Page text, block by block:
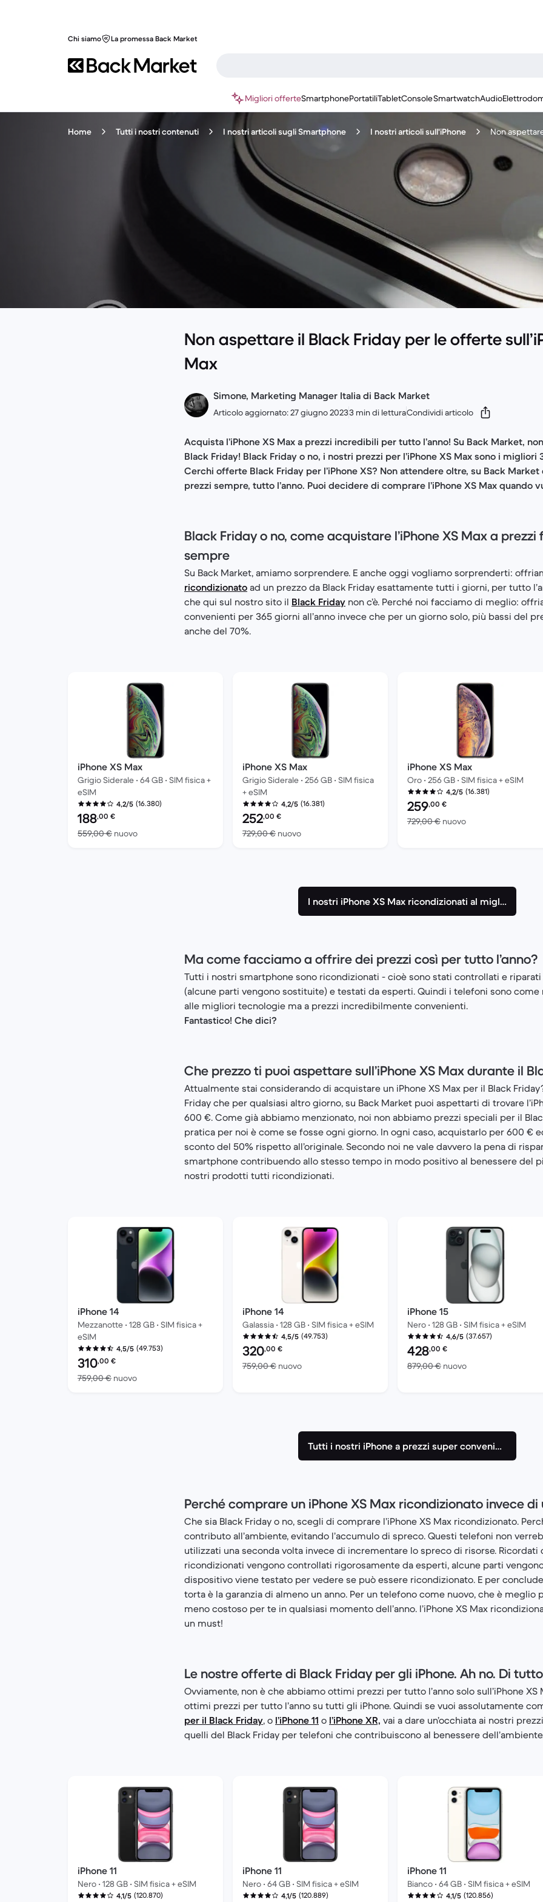
Chi siamo La promessa Back Market
Migliori offerteSmartphonePortatiliTabletConsoleSmartwatchAudio
Home Tutti i nostri contenuti I nostri articoli sugli Smartphone I nostri articoli sull'iPhone Non
Non aspettare il Black Friday per le offerte
Max
Simone, Marketing Manager Italia di Back Market
Articolo aggiornato: 27 giugno 20233 min di letturaCondividi articolo
Acquista l’iPhone XS Max a prezzi incredibili per tutto l’anno! Su Back Market,
Black Friday! Black Friday o no, i nostri prezzi per l’iPhone XS Max sono i migliori
Cerchi offerte Black Friday per l’iPhone XS? Non attendere oltre, su Back
prezzi sempre, tutto l’anno. Puoi decidere di comprare l’iPhone XS Max quando
Black Friday o no, come acquistare l’iPhone XS Max a
sempre
Su Back Market, amiamo sorprendere. E anche oggi vogliamo sorprenderti:
ricondizionato ad un prezzo da Black Friday esattamente tutti i giorni, per tutto
che qui sul nostro sito il Black Friday non c’è. Perché noi facciamo di meglio:
convenienti per 365 giorni all’anno invece che per un giorno solo, più bassi del
anche del 70%.
iPhone XS Max
Grigio Siderale • 64 GB • SIM fisica +
eSIM
4,2/5 (16.380)
Prezzo del ricondizionato:
188,00 €
559,00 € nuovoRispetto a 559,00 € del nuovo
iPhone XS Max
Grigio Siderale • 256 GB • SIM fisica
+ eSIM
4,2/5 (16.381)
Prezzo del ricondizionato:
252,00 €
729,00 € nuovoRispetto a 729,00 € del nuovo
iPhone XS Max
Oro • 256 GB • SIM fisica + eSIM
4,2/5 (16.381)
Prezzo del ricondizionato:
259,00 €
729,00 € nuovoRispetto a 729,00 €
I nostri iPhone XS Max ricondizionati al miglior prezzo
Ma come facciamo a offrire dei prezzi così per tutto l’anno?
Tutti i nostri smartphone sono ricondizionati - cioè sono stati controllati e
(alcune parti vengono sostituite) e testati da esperti. Quindi i telefoni sono come
alle migliori tecnologie ma a prezzi incredibilmente convenienti.
Fantastico! Che dici?
Che prezzo ti puoi aspettare sull’iPhone XS Max durante il
Attualmente stai considerando di acquistare un iPhone XS Max per il Black
Friday che per qualsiasi altro giorno, su Back Market puoi aspettarti di trovare
600 €. Come già abbiamo menzionato, noi non abbiamo prezzi speciali per il
pratica per noi è come se fosse ogni giorno. In ogni caso, acquistarlo per 600 €
sconto del 50% rispetto all’originale. Secondo noi ne vale davvero la pena di
smartphone contribuendo allo stesso tempo in modo positivo al benessere del
nostri prodotti tutti ricondizionati.
iPhone 14
Mezzanotte • 128 GB • SIM fisica +
eSIM
4,5/5 (49.753)
Prezzo del ricondizionato:
310,00 €
759,00 € nuovoRispetto a 759,00 € del nuovo
iPhone 14
Galassia • 128 GB • SIM fisica + eSIM
4,5/5 (49.753)
Prezzo del ricondizionato:
320,00 €
759,00 € nuovoRispetto a 759,00 € del nuovo
iPhone 15
Nero • 128 GB • SIM fisica + eSIM
4,6/5 (37.657)
Prezzo del ricondizionato:
428,00 €
879,00 € nuovoRispetto a 879,00 €
Tutti i nostri iPhone a prezzi super convenienti
Perché comprare un iPhone XS Max ricondizionato invece di
Che sia Black Friday o no, scegli di comprare l’iPhone XS Max ricondizionato.
contributo all’ambiente, evitando l’accumulo di spreco. Questi telefoni non
utilizzati una seconda volta invece di incrementare lo spreco di risorse.
ricondizionati vengono controllati rigorosamente da esperti, alcune parti
dispositivo viene testato per vedere se può essere ricondizionato. E per
torta è la garanzia di almeno un anno. Per un telefono come nuovo, che è meglio
meno costoso per te in qualsiasi momento dell’anno. l’iPhone XS Max
un must!
Le nostre offerte di Black Friday per gli iPhone. Ah no. Di tutto
Ovviamente, non è che abbiamo ottimi prezzi per tutto l’anno solo sull’iPhone XS
ottimi prezzi per tutto l’anno su tutti gli iPhone. Quindi se vuoi assolutamente
per il Black Friday, o l’iPhone 11 o l’iPhone XR, vai a dare un’occhiata ai nostri
quelli del Black Friday per telefoni che contribuiscono al benessere
iPhone 11
Nero • 128 GB • SIM fisica + eSIM
4,1/5 (120.870)
iPhone 11
Nero • 64 GB • SIM fisica + eSIM
4,1/5 (120.889)
iPhone 11
Bianco • 64 GB • SIM fisica + eSIM
4,1/5 (120.856)